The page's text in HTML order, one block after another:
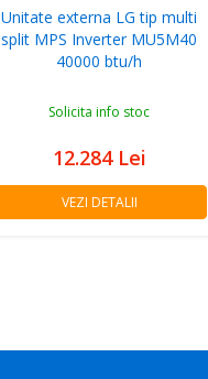
Unitate externa LG tip multi
split MPS Inverter MU5M40
40000 btu/h
Solicita info stoc
12.284 Lei
VEZI DETALII